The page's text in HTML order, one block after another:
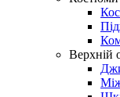
Верхній